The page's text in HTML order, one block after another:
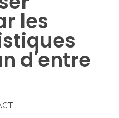
les
d'entre